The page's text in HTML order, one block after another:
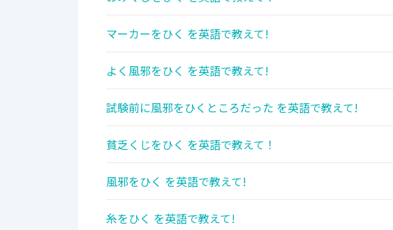
マーカーをひく を英語で教えて!
よく風邪をひく を英語で教えて!
試験前に風邪をひくところだった を英語で教えて!
貧乏くじをひく を英語で教えて！
風邪をひく を英語で教えて!
糸をひく を英語で教えて!